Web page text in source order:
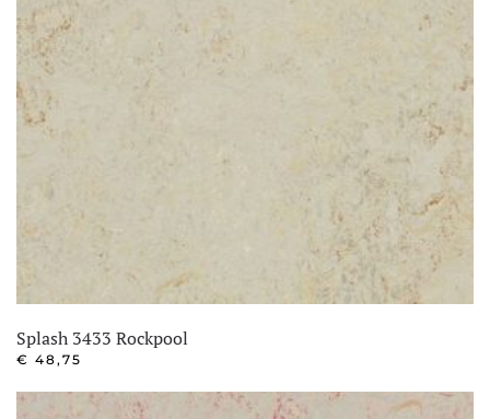
Splash 3433 Rockpool
€ 48,75